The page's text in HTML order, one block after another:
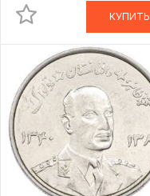
КУПИТЬ